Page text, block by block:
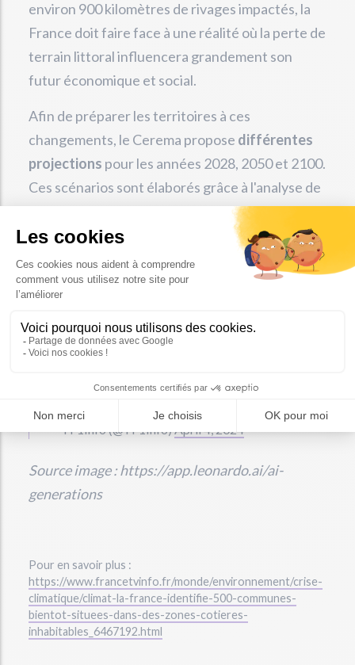
environ 900 kilomètres de rivages impactés, la
France doit faire face à une réalité où la perte de
terrain littoral influencera grandement son
futur économique et social.
Afin de préparer les territoires à ces
changements, le Cerema propose différentes
projections pour les années 2028, 2050 et 2100.
Ces scénarios sont élaborés grâce à l'analyse de
photographies aériennes et de données
récoltées par satellites, dans le but de mieux
comprendre et prévoir l'évolution de l'érosion
côtière.
: Christophe Béchu, ministre de la Transition
écologique, invité du 20H de TF1
pic.twitter.com/Kvt8ChXFHi
— TF1Info (@TF1Info)April 4, 2024
Source image : https://app.leonardo.ai/ai-
generations
Pour en savoir plus :
https://www.francetvinfo.fr/monde/environnement/crise-
climatique/climat-la-france-identifie-500-communes-
bientot-situees-dans-des-zones-cotieres-
inhabitables_6467192.html